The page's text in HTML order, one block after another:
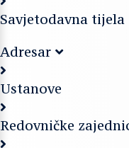
Savjetodavna tijela
Adresar
Ustanove
Redovničke